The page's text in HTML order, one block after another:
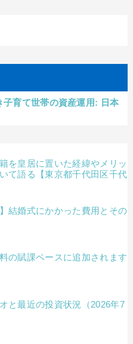
育て世帯の資産運用: 日本
を皇居に置いた経緯やメリッ
て語る【東京都千代田区千代
結婚式にかかった費用とその
の賦課ベースに追加されます
と最近の投資状況（2026年7